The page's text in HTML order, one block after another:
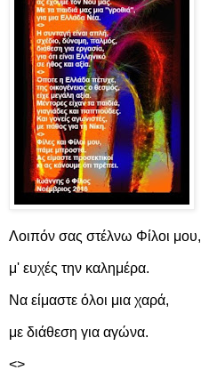
Λοιπόν σας στέλνω Φίλοι μου,
μ' ευχές την καλημέρα.
Να είμαστε όλοι μια χαρά,
με διάθεση για αγώνα.
<>